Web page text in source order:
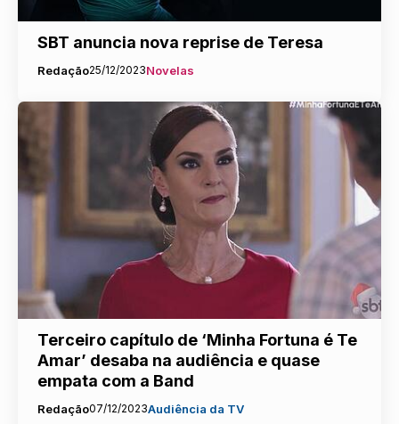
SBT anuncia nova reprise de Teresa
Redação25/12/2023Novelas
Terceiro capítulo de ‘Minha Fortuna é Te
Amar’ desaba na audiência e quase
empata com a Band
Redação07/12/2023Audiência da TV